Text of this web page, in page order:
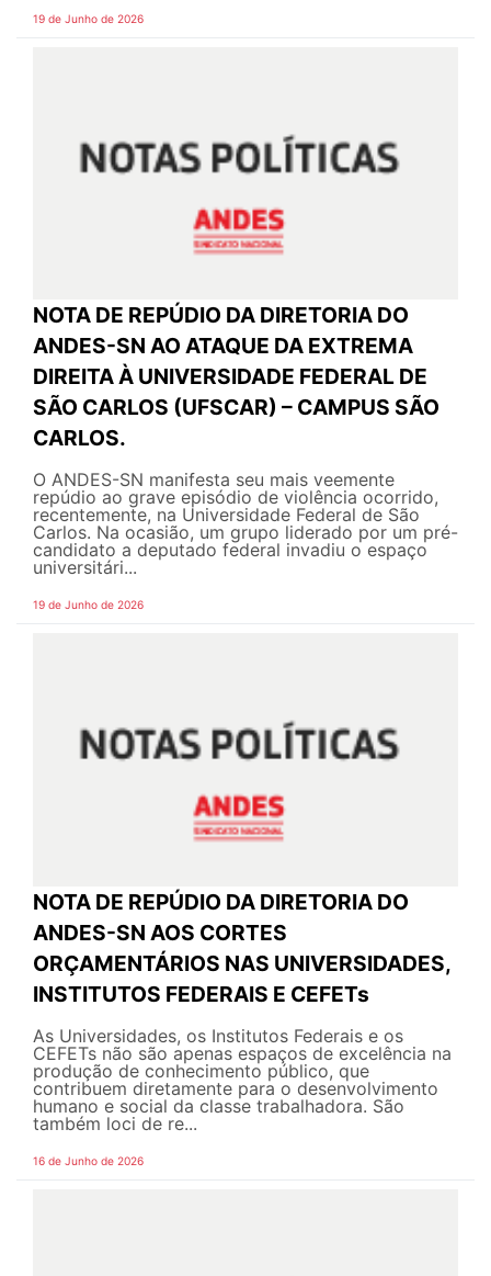
19 de Junho de 2026
NOTA DE REPÚDIO DA DIRETORIA DO
ANDES-SN AO ATAQUE DA EXTREMA
DIREITA À UNIVERSIDADE FEDERAL DE
SÃO CARLOS (UFSCAR) – CAMPUS SÃO
CARLOS.
O ANDES-SN manifesta seu mais veemente
repúdio ao grave episódio de violência ocorrido,
recentemente, na Universidade Federal de São
Carlos. Na ocasião, um grupo liderado por um pré-
candidato a deputado federal invadiu o espaço
universitári...
19 de Junho de 2026
NOTA DE REPÚDIO DA DIRETORIA DO
ANDES-SN AOS CORTES
ORÇAMENTÁRIOS NAS UNIVERSIDADES,
INSTITUTOS FEDERAIS E CEFETs
As Universidades, os Institutos Federais e os
CEFETs não são apenas espaços de excelência na
produção de conhecimento público, que
contribuem diretamente para o desenvolvimento
humano e social da classe trabalhadora. São
também loci de re...
16 de Junho de 2026